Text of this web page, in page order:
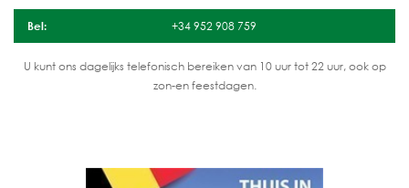
Bel: +34 952 908 759
U kunt ons dagelijks telefonisch bereiken van 10 uur tot 22 uur, ook op
zon-en feestdagen.